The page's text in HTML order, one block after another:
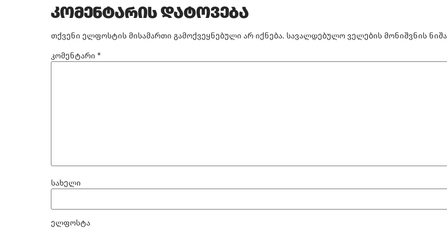
კომენტარის დატოვება
თქვენი ელფოსტის მისამართი გამოქვეყნებული არ იქნება. სავალდებულო ველების მონიშვნის
კომენტარი *
სახელი
ელფოსტა